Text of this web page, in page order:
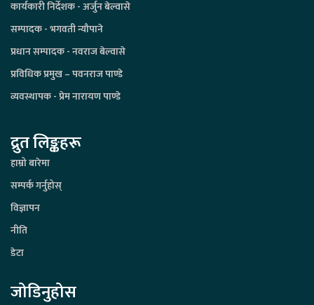
कार्यकारी निर्देशक - अर्जुन बेल्वासे
सम्पादक - भगवती न्यौपाने
प्रधान सम्पादक - नवराज बेल्वासे
प्रविधिक प्रमुख – पवनराज पाण्डे
व्यवस्थापक - प्रेम नारायण पाण्डे
द्रुत लिङ्कहरू
हाम्रो बारेमा
सम्पर्क गर्नुहोस्
विज्ञापन
नीति
डेटा
जोडिनुहोस